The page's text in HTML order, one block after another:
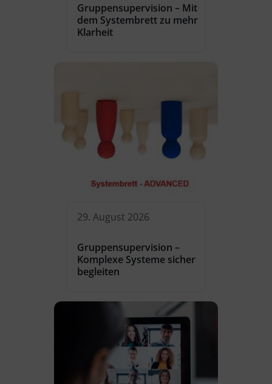
Gruppensupervision – Mit
dem Systembrett zu mehr
Klarheit
29. August 2026
Gruppensupervision –
Komplexe Systeme sicher
begleiten